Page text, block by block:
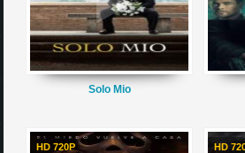
Solo Mio
HD 720P
HD